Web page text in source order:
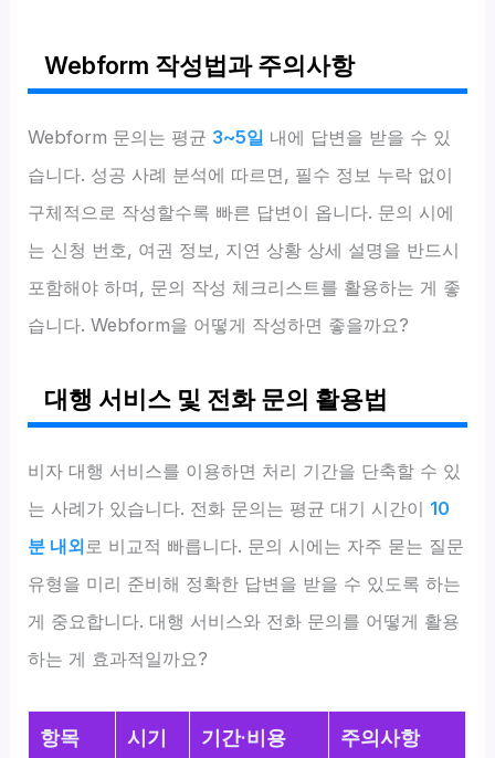
Webform 작성법과 주의사항
Webform 문의는 평균 3~5일 내에 답변을 받을 수 있
습니다. 성공 사례 분석에 따르면, 필수 정보 누락 없이
구체적으로 작성할수록 빠른 답변이 옵니다. 문의 시에
는 신청 번호, 여권 정보, 지연 상황 상세 설명을 반드시
포함해야 하며, 문의 작성 체크리스트를 활용하는 게 좋
습니다. Webform을 어떻게 작성하면 좋을까요?
대행 서비스 및 전화 문의 활용법
비자 대행 서비스를 이용하면 처리 기간을 단축할 수 있
는 사례가 있습니다. 전화 문의는 평균 대기 시간이 10
분 내외로 비교적 빠릅니다. 문의 시에는 자주 묻는 질문
유형을 미리 준비해 정확한 답변을 받을 수 있도록 하는
게 중요합니다. 대행 서비스와 전화 문의를 어떻게 활용
하는 게 효과적일까요?
항목 시기 기간·비용 주의사항